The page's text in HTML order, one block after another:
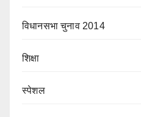
विधानसभा चुनाव 2014
शिक्षा
स्पेशल